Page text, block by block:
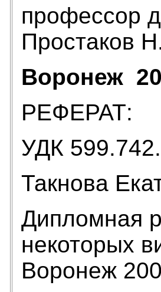
Простаков
Воронеж
РЕФЕРАТ:
УДК
Такнова
Дипломная
некоторых
Воронеж